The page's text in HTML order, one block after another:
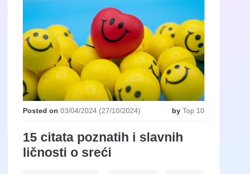
Posted on 03/04/2024 (27/10/2024) by Top 10
15 citata poznatih i slavnih
ličnosti o sreći